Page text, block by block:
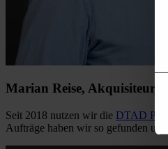
Marian Reise, Akquisiteur,
Seit 2018 nutzen wir die DTAD
Aufträge haben wir so gefunden und